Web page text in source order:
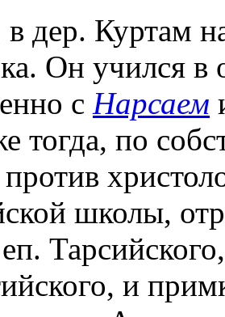
дер. Куртам
Он учился в
с Нарсаем
тогда, по
школы,
и